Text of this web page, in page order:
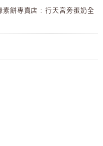
素餅專賣店 : 行天宮旁蛋奶全